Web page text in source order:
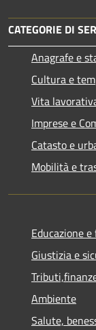
CATEGORIE DI
Anagrafe e
Cultura e
Vita
Imprese e
Catasto e
Mobilità e
Educazione
Giustizia e
Ambiente
Salute,